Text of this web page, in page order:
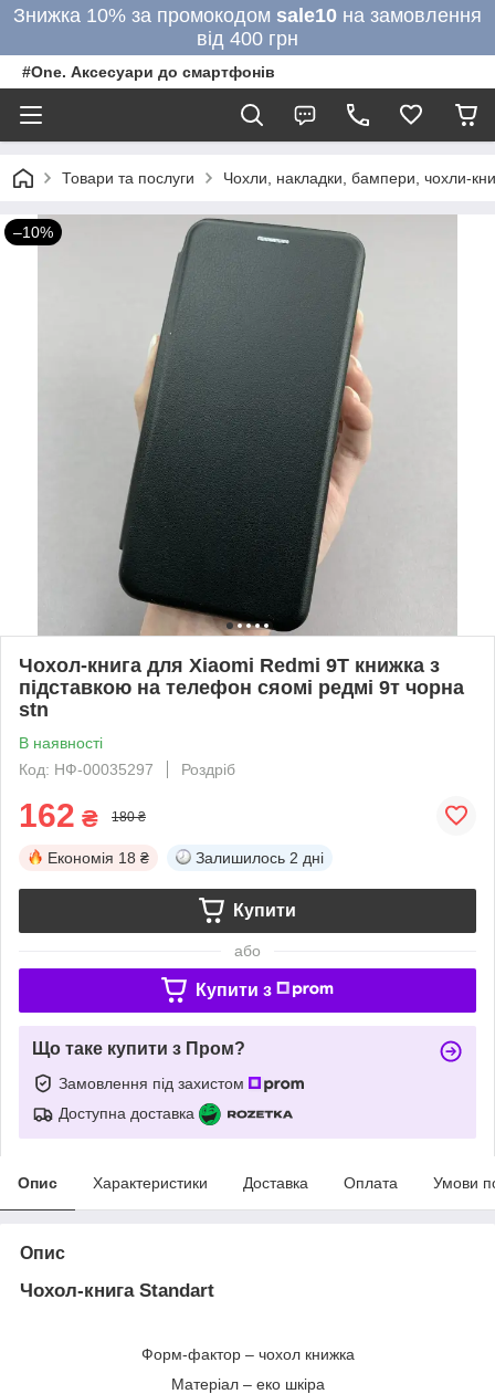
Знижка 10% за промокодом sale10 на замовлення
від 400 грн
#One. Аксесуари до смартфонів
Товари та послуги Чохли, накладки, бампери, чохли-
–10%
Чохол-книга для Xiaomi Redmi 9Т книжка з
підставкою на телефон сяомі редмі 9т чорна
stn
В наявності
Код: НФ-00035297
Роздріб
162 ₴ 180 ₴
Економія 18 ₴ Залишилось 2 дні
Купити
або
Купити з
Що таке купити з Пром?
Замовлення під захистом
Доступна доставка
Опис Характеристики Доставка Оплата Умови
Опис
Чохол-книга Standart
Форм-фактор – чохол книжка
Матеріал – еко шкіра